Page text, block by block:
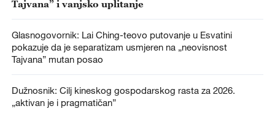
Tajvana” i vanjsko uplitanje
Glasnogovornik: Lai Ching-teovo putovanje u Esvatini
pokazuje da je separatizam usmjeren na „neovisnost
Tajvana” mutan posao
Dužnosnik: Cilj kineskog gospodarskog rasta za 2026.
„aktivan je i pragmatičan”